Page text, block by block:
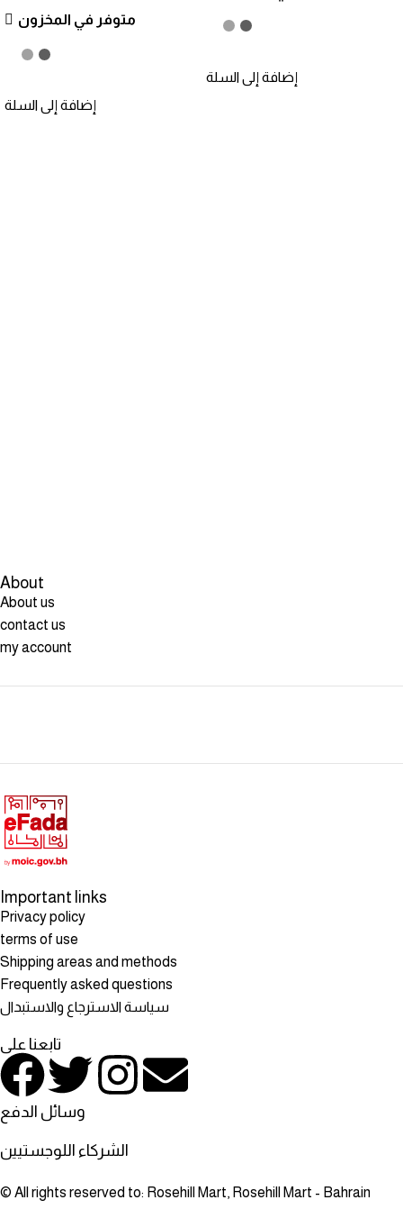
متوفر في المخزون
إضافة إلى السلة
إضافة إلى السلة
About
About us
contact us
my account
Important links
Privacy policy
terms of use
Shipping areas and methods
Frequently asked questions
سياسة الاسترجاع والاستبدال
تابعنا على
وسائل الدفع
الشركاء اللوجستيين
© All rights reserved to: Rosehill Mart, Rosehill Mart - Bahrain